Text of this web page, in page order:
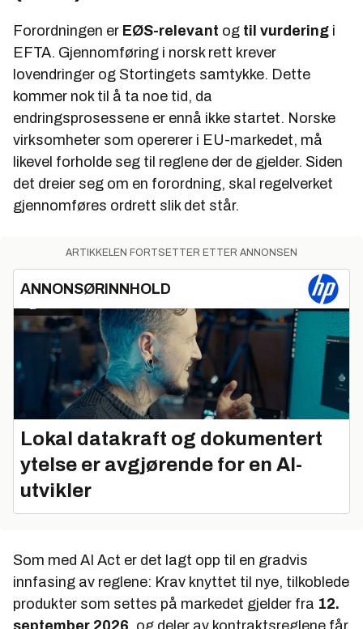
Forordningen er EØS-relevant og til vurdering i
EFTA. Gjennomføring i norsk rett krever
lovendringer og Stortingets samtykke. Dette
kommer nok til å ta noe tid, da
endringsprosessene er ennå ikke startet. Norske
virksomheter som opererer i EU-markedet, må
likevel forholde seg til reglene der de gjelder. Siden
det dreier seg om en forordning, skal regelverket
gjennomføres ordrett slik det står.
ARTIKKELEN FORTSETTER ETTER ANNONSEN
ANNONSØRINNHOLD
Lokal datakraft og dokumentert
ytelse er avgjørende for en AI-
utvikler
Som med AI Act er det lagt opp til en gradvis
innfasing av reglene: Krav knyttet til nye, tilkoblede
produkter som settes på markedet gjelder fra 12.